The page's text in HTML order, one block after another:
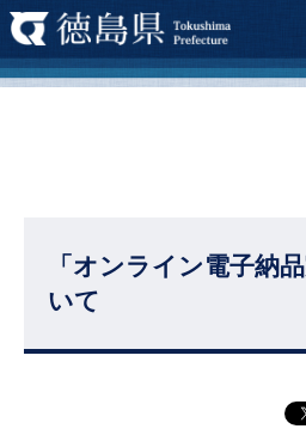
「オンライン電子納
いて